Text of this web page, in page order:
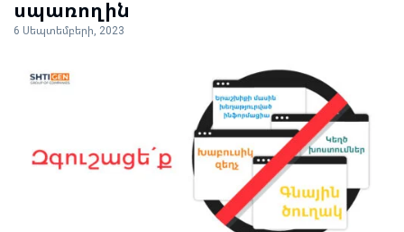
սպառողին
6 Սեպտեմբերի, 2023